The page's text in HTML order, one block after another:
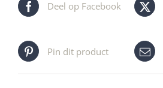
Deel op Facebook
Pin dit product